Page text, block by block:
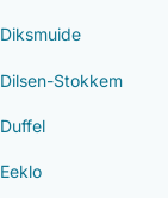
Diksmuide
Dilsen-Stokkem
Duffel
Eeklo